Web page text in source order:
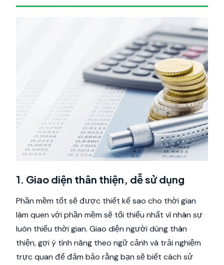
1. Giao diện thân thiện, dễ sử dụng
Phần mềm tốt sẽ được thiết kế sao cho thời gian
làm quen với phần mềm sẽ tối thiểu nhất vì nhân sự
luôn thiếu thời gian. Giao diện người dùng thân
thiện, gợi ý tính năng theo ngữ cảnh và trải nghiệm
trực quan để đảm bảo rằng bạn sẽ biết cách sử